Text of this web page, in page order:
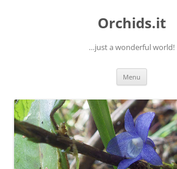
Orchids.it
…just a wonderful world!
Menu